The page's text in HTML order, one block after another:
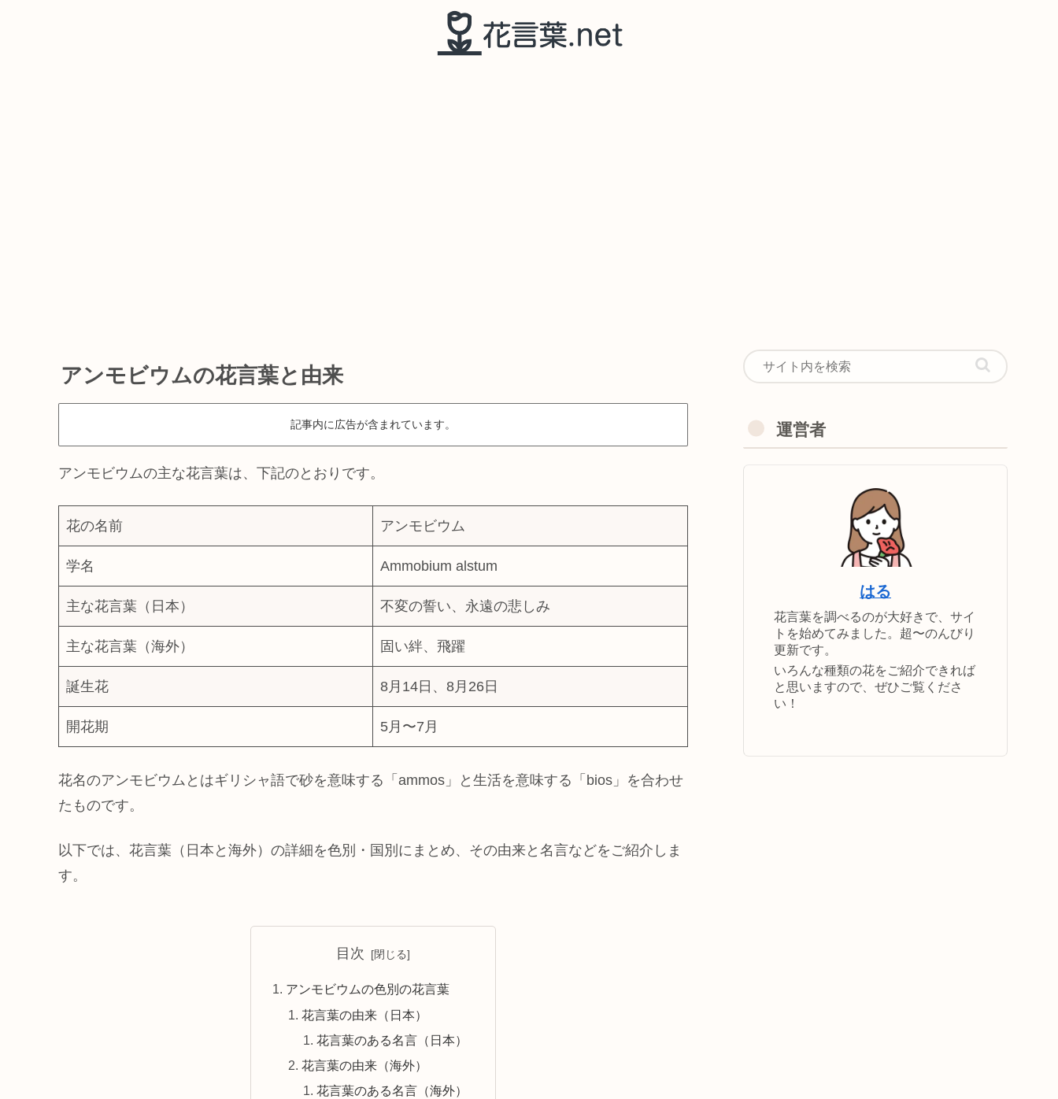
アンモビウムの花言葉と由来
記事内に広告が含まれています。
アンモビウムの主な花言葉は、下記のとおりです。
花の名前 アンモビウム
学名 Ammobium alstum
主な花言葉（日本） 不変の誓い、永遠の悲しみ
主な花言葉（海外） 固い絆、飛躍
誕生花 8月14日、8月26日
開花期 5月〜7月
花名のアンモビウムとはギリシャ語で砂を意味する「ammos」と生活を意味する「bios」を合わせ
たものです。
以下では、花言葉（日本と海外）の詳細を色別・国別にまとめ、その由来と名言などをご紹介しま
す。
目次
アンモビウムの色別の花言葉
花言葉の由来（日本）
花言葉のある名言（日本）
花言葉の由来（海外）
花言葉のある名言（海外）
運営者
はる
花言葉を調べるのが大好きで、サイ
トを始めてみました。超〜のんびり
更新です。
いろんな種類の花をご紹介できれば
と思いますので、ぜひご覧くださ
い！